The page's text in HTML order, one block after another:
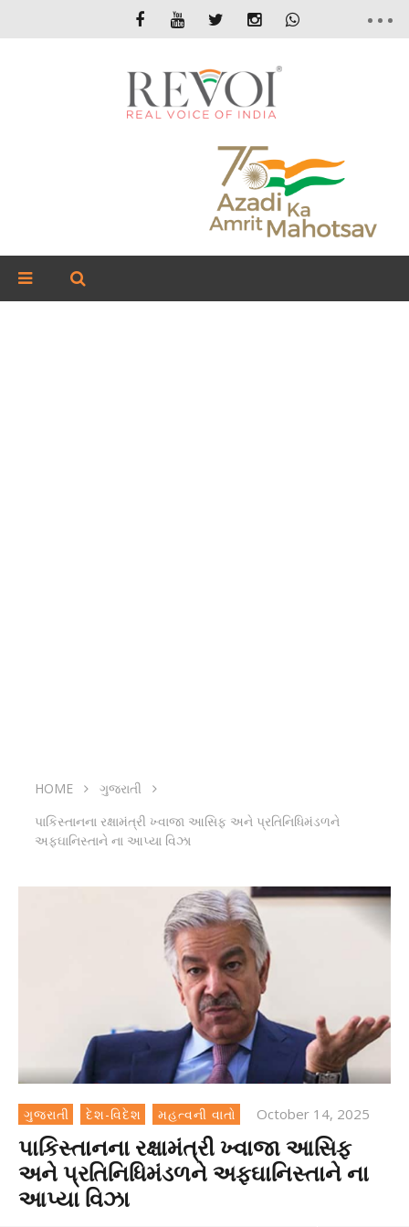
HOME
ગુજરાતી
પાકિસ્તાનના રક્ષામંત્રી ખ્વાજા આસિફ અને પ્રતિનિધિમંડળને
અફઘાનિસ્તાને ના આપ્યા વિઝા
ગુજરાતી દેશ-વિદેશ મહત્વની વાતો October 14, 2025
પાકિસ્તાનના રક્ષામંત્રી ખ્વાજા આસિફ
અને પ્રતિનિધિમંડળને અફઘાનિસ્તાને ના
આપ્યા વિઝા